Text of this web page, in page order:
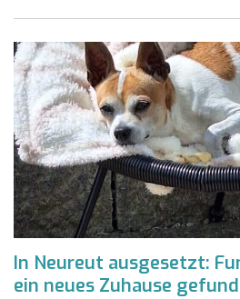
In Neureut ausgesetzt:
ein neues Zuhause